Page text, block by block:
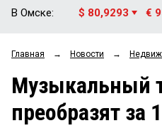
ОБЩЕСТВО
ЗАКОН
НОВОСТИ КОМПАНИЙ
В Омске: $ 80,9293 €
Главная → Новости →
Музыкальный
преобразят за